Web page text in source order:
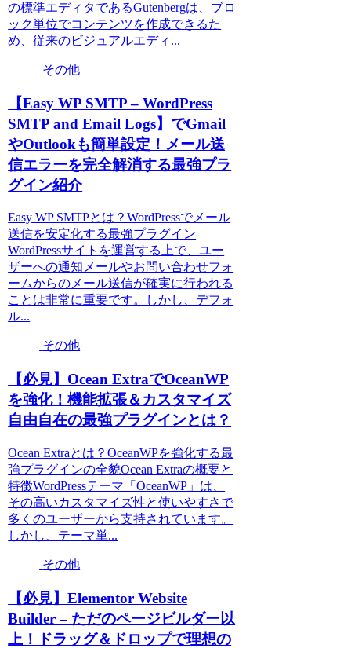
の標準エディタであるGutenbergは、ブロ
ック単位でコンテンツを作成できるた
め、従来のビジュアルエディ...
その他
【Easy WP SMTP – WordPress
SMTP and Email Logs】でGmail
やOutlookも簡単設定！メール送
信エラーを完全解消する最強プラ
グイン紹介
Easy WP SMTPとは？WordPressでメール
送信を安定化する最強プラグイン
WordPressサイトを運営する上で、ユー
ザーへの通知メールやお問い合わせフォ
ームからのメール送信が確実に行われる
ことは非常に重要です。しかし、デフォ
ル...
その他
【必見】Ocean ExtraでOceanWP
を強化！機能拡張＆カスタマイズ
自由自在の最強プラグインとは？
Ocean Extraとは？OceanWPを強化する最
強プラグインの全貌Ocean Extraの概要と
特徴WordPressテーマ「OceanWP」は、
その高いカスタマイズ性と使いやすさで
多くのユーザーから支持されています。
しかし、テーマ単...
その他
【必見】Elementor Website
Builder – ただのページビルダー以
上！ドラッグ＆ドロップで理想の